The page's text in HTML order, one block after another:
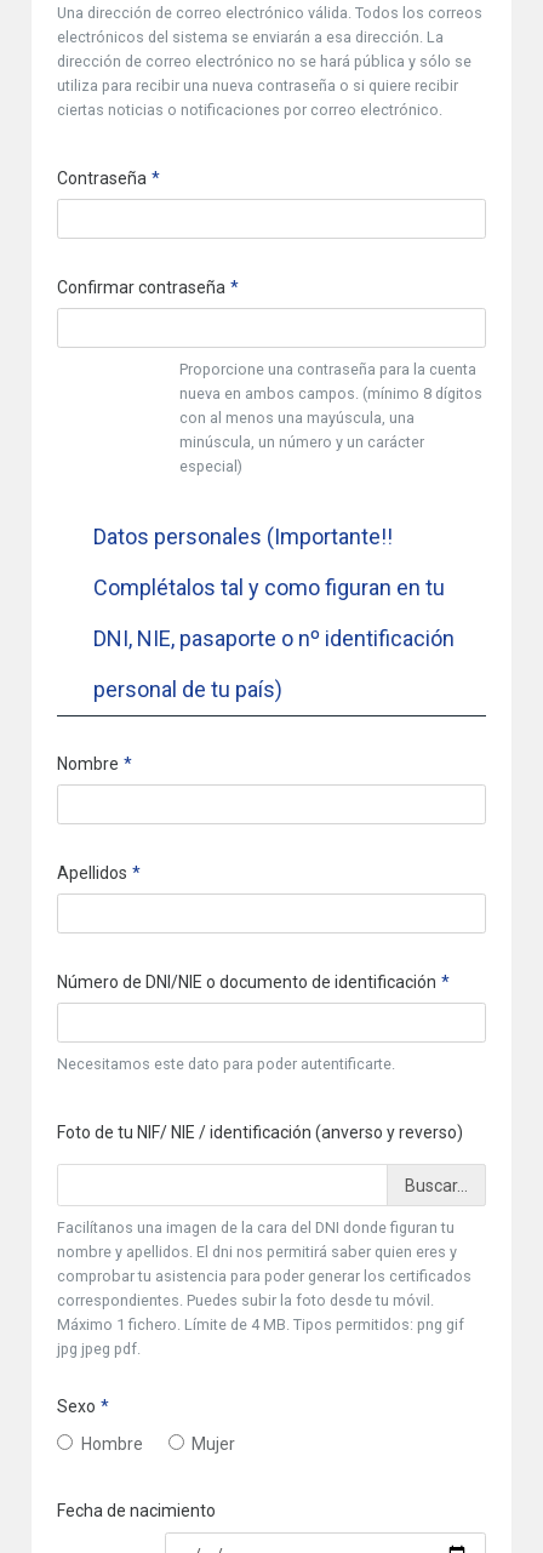
Una dirección de correo electrónico válida. Todos los correos
electrónicos del sistema se enviarán a esa dirección. La
dirección de correo electrónico no se hará pública y sólo se
utiliza para recibir una nueva contraseña o si quiere recibir
ciertas noticias o notificaciones por correo electrónico.
Contraseña
Confirmar contraseña
Proporcione una contraseña para la cuenta
nueva en ambos campos. (mínimo 8 dígitos
con al menos una mayúscula, una
minúscula, un número y un carácter
especial)
Datos personales (Importante!!
Complétalos tal y como figuran en tu
DNI, NIE, pasaporte o nº identificación
personal de tu país)
Nombre
Apellidos
Número de DNI/NIE o documento de identificación
Necesitamos este dato para poder autentificarte.
Foto de tu NIF/ NIE / identificación (anverso y reverso)
Facilítanos una imagen de la cara del DNI donde figuran tu
nombre y apellidos. El dni nos permitirá saber quien eres y
comprobar tu asistencia para poder generar los certificados
correspondientes. Puedes subir la foto desde tu móvil.
Máximo 1 fichero. Límite de 4 MB. Tipos permitidos: png gif
jpg jpeg pdf.
Sexo
Hombre
Mujer
Fecha de nacimiento